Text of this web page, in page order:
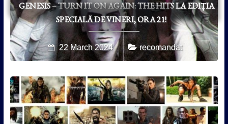
GENESIS – TURN IT ON AGAIN: THE HITS LA EDIȚIA
SPECIALĂ DE VINERI, ORA 21!
22 March 2024 recomandat